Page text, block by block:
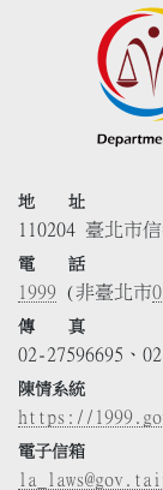
地 址
110204 臺北市
電 話
1999 (非臺北市
傳 真
02-27596695、
陳情系統
https://
電子信箱